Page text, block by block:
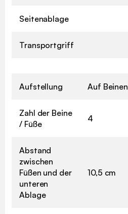
Seitenablage
Transportgriff
Aufstellung Auf Beinen
Zahl der Beine
/ Füße
4
Abstand
zwischen
Füßen und der
unteren
Ablage
10,5 cm